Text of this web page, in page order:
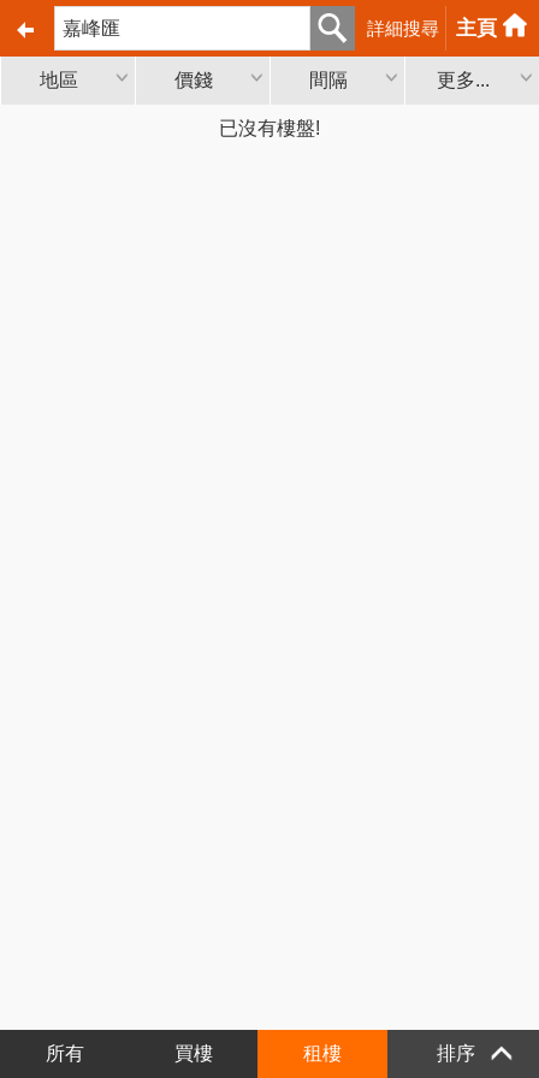
詳細搜尋 主頁
地區 價錢 間隔 更多...
已沒有樓盤!
所有 買樓 租樓 排序